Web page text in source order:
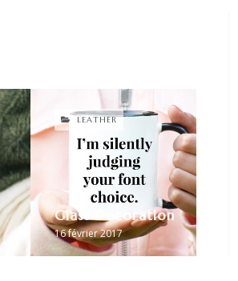
16 février 2017
Glass Decoration
LEATHER